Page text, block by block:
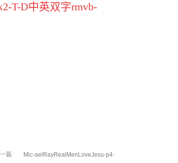
T-D中英双字rmvb-
一篇: Mic-aelRayRealMenLoveJesu-p4-